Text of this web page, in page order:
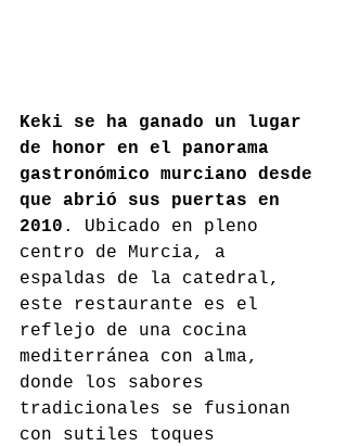
Keki se ha ganado un lugar
de honor en el panorama
gastronómico murciano desde
que abrió sus puertas en
2010 . Ubicado en pleno
centro de Murcia, a
espaldas de la catedral,
este restaurante es el
reflejo de una cocina
mediterránea con alma,
donde los sabores
tradicionales se fusionan
con sutiles toques